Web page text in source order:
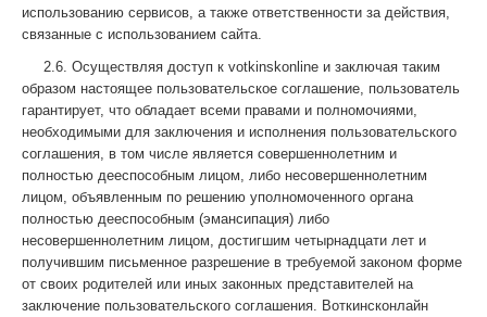
использованию сервисов, а также ответственности за действия,
связанные с использованием сайта.
2.6. Осуществляя доступ к votkinskonline и заключая таким
образом настоящее пользовательское соглашение, пользователь
гарантирует, что обладает всеми правами и полномочиями,
необходимыми для заключения и исполнения пользовательского
соглашения, в том числе является совершеннолетним и
полностью дееспособным лицом, либо несовершеннолетним
лицом, объявленным по решению уполномоченного органа
полностью дееспособным (эмансипация) либо
несовершеннолетним лицом, достигшим четырнадцати лет и
получившим письменное разрешение в требуемой законом форме
от своих родителей или иных законных представителей на
заключение пользовательского соглашения. Воткинсконлайн